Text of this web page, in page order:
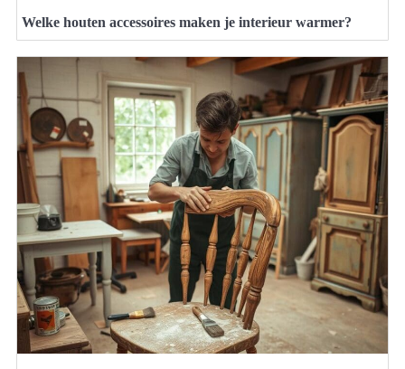
Welke houten accessoires maken je interieur warmer?